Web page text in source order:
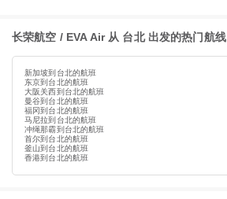
长荣航空 / EVA Air 从 台北 出发的热门航线
新加坡到台北的航班
东京到台北的航班
大阪关西到台北的航班
曼谷到台北的航班
福冈到台北的航班
马尼拉到台北的航班
冲绳那霸到台北的航班
首尔到台北的航班
釜山到台北的航班
香港到台北的航班